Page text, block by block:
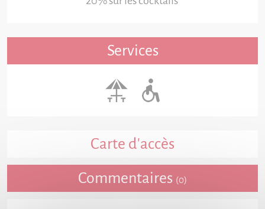
Services
Carte d'accès
Commentaires (0)